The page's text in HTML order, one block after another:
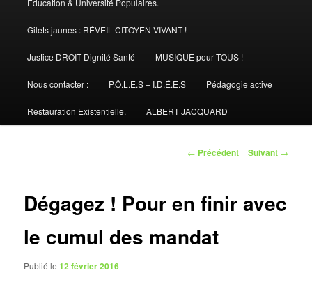
Gilets jaunes : RÉVEIL CITOYEN VIVANT !
Justice DROIT Dignité Santé MUSIQUE pour TOUS !
Nous contacter : P.Ô.L.E.S – I.D.É.E.S Pédagogie active
Restauration Existentielle. ALBERT JACQUARD
Navigation
← Précédent Suivant →
Dégagez ! Pour en finir avec
le cumul des mandat
Publié le12 février 2016